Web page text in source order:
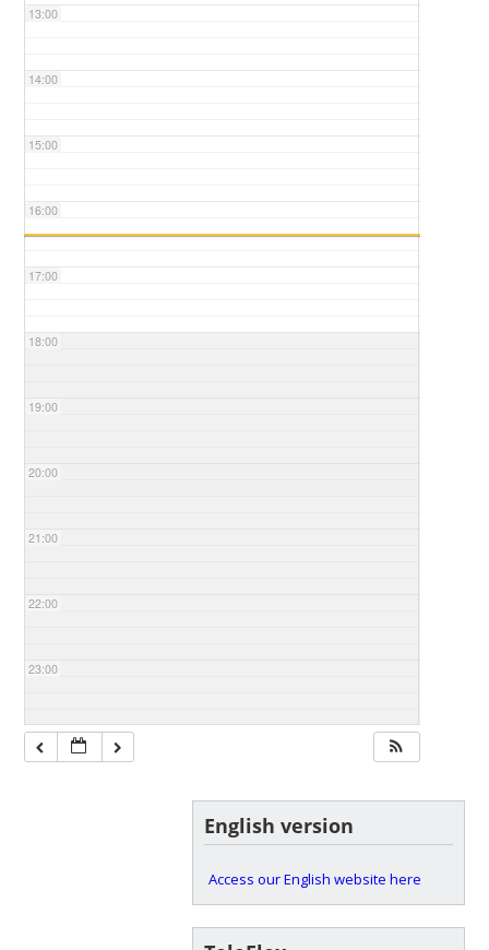
13:00
14:00
15:00
16:00
17:00
18:00
19:00
20:00
21:00
22:00
23:00
English version
Access our English website here